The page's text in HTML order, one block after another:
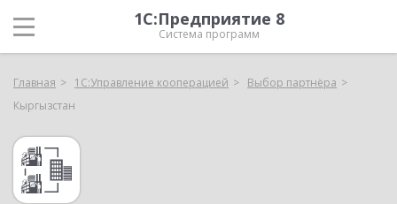
1С:Предприятие 8
Система программ
Главная 1С:Управление кооперацией
Выбор партнёра
Кыргызстан